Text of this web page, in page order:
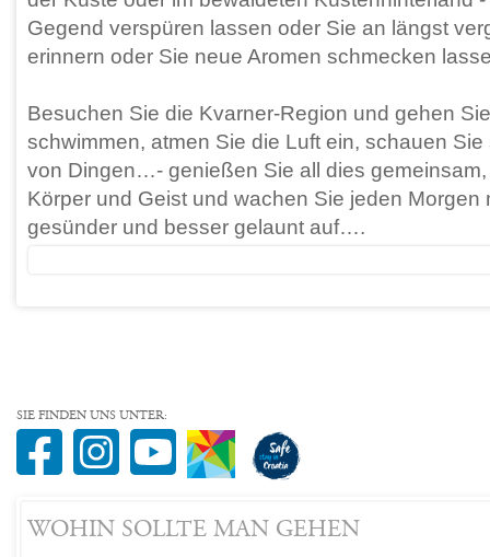
Gegend verspüren lassen oder Sie an längst
erinnern oder Sie neue Aromen schmecken
Besuchen Sie die Kvarner-Region und gehen
schwimmen, atmen Sie die Luft ein, schauen
von Dingen…- genießen Sie all dies
Körper und Geist und wachen Sie jeden Morgen
gesünder und besser gelaunt auf….
SIE FINDEN UNS UNTER:
WOHIN SOLLTE MAN GEHEN